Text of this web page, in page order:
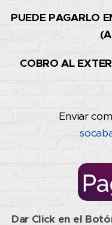
PUEDE PAGARLO
COBRO AL
Enviar
Dar Click en el